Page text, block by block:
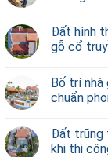
Đất hình
gỗ cổ
Bố trí nhà
chuẩn
Đất trũng
khi thi